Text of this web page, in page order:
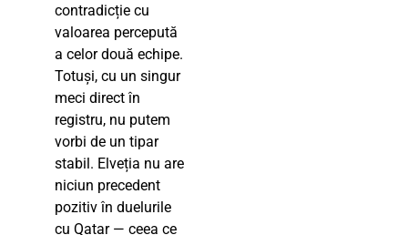
contradicție cu
valoarea percepută
a celor două echipe.
Totuși, cu un singur
meci direct în
registru, nu putem
vorbi de un tipar
stabil. Elveția nu are
niciun precedent
pozitiv în duelurile
cu Qatar — ceea ce